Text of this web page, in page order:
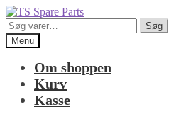
Spring
til
navigation
Spring
til
indhold
Søg
efter:
Søg
Menu
Om shoppen
Kurv
Kasse